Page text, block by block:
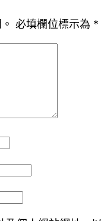
必填欄位標示為 *